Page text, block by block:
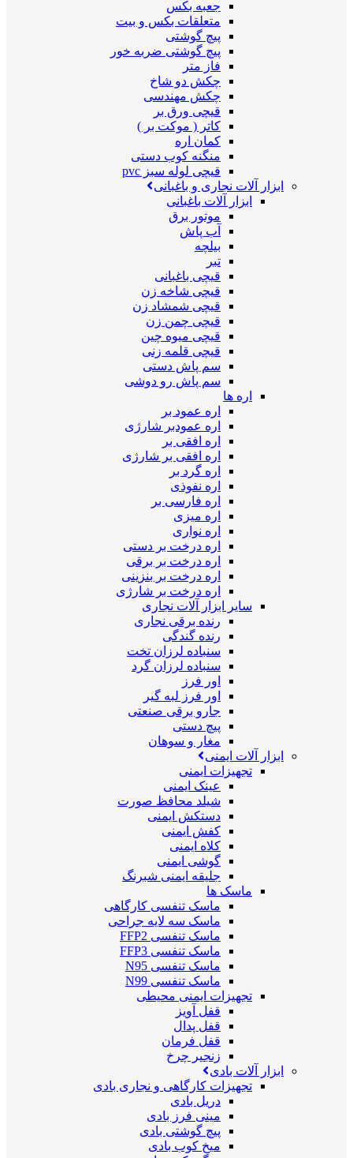
جعبه بکس
متعلقات بکس و بیت
پیچ گوشتی
پیچ گوشتی ضربه خور
فاز متر
چکش دو شاخ
چکش مهندسی
قیچی ورق بر
کاتر ( موکت بر )
کمان اره
منگنه کوب دستی
قیچی لوله سبز pvc
ابزار آلات نجاری و باغبانی
ابزار آلات باغبانی
موتور برق
آب پاش
بیلچه
تبر
قیچی باغبانی
قیچی شاخه زن
قیچی شمشاد زن
قیچی چمن زن
قیچی میوه چین
قیچی قلمه زنی
سم پاش دستی
سم پاش رو دوشی
اره ها
اره عمود بر
اره عمودبر شارژی
اره افقی بر
اره افقی بر شارژی
اره گرد بر
اره نفوذی
اره فارسی بر
اره میزی
اره نواری
اره درخت بر دستی
اره درخت بر برقی
اره درخت بر بنزینی
اره درخت بر شارژی
سایر ابزار آلات نجاری
رنده برقی نجاری
رنده گندگی
سنباده لرزان تخت
سنباده لرزان گرد
اور فرز
اور فرز لبه گیر
جارو برقی صنعتی
پیچ دستی
مغار و سوهان
ابزار آلات ایمنی
تجهیزات ایمنی
عینک ایمنی
شیلد محافظ صورت
دستکش ایمنی
کفش ایمنی
کلاه ایمنی
گوشی ایمنی
جلیقه ایمنی شبرنگ
ماسک ها
ماسک تنفسی کارگاهی
ماسک سه لایه جراحی
ماسک تنفسی FFP2
ماسک تنفسی FFP3
ماسک تنفسی N95
ماسک تنفسی N99
تجهیزات ایمنی محیطی
قفل آویز
قفل پدال
قفل فرمان
زنجیر چرخ
ابزار آلات بادی
تجهیزات کارگاهی و نجاری بادی
دریل بادی
مینی فرز بادی
پیچ گوشتی بادی
میخ کوب بادی